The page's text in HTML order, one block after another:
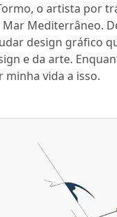
o artista por
Mediterrâneo.
design gráfico
e da arte.
minha vida a isso.